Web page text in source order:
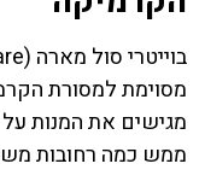
מסוימת למסורת
מגישים את המנות על
ממש כמה רחובות